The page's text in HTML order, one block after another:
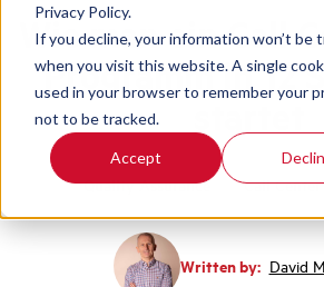
Privacy Policy.
If you decline, your information won’t be
when you visit this website. A single
used in your browser to remember your
not to be tracked.
Accept
Wie man ein Call
Programm in 12
startet
Quality Assurance Call Center
Written by: David